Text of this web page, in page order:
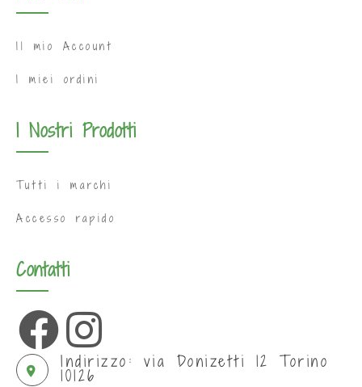
Il mio Account
I miei ordini
I Nostri Prodotti
Tutti i marchi
Accesso rapido
Contatti
Indirizzo: via Donizetti 12 Torino
10126